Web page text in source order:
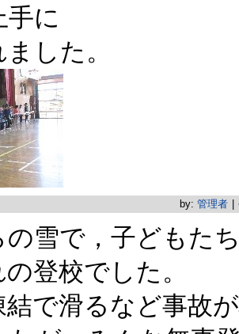
手に
した。
by: 管理者
の雪で，子どもた
登校でした。
結で滑るなど事故